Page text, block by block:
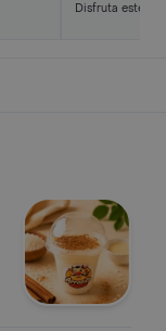
Disfruta este